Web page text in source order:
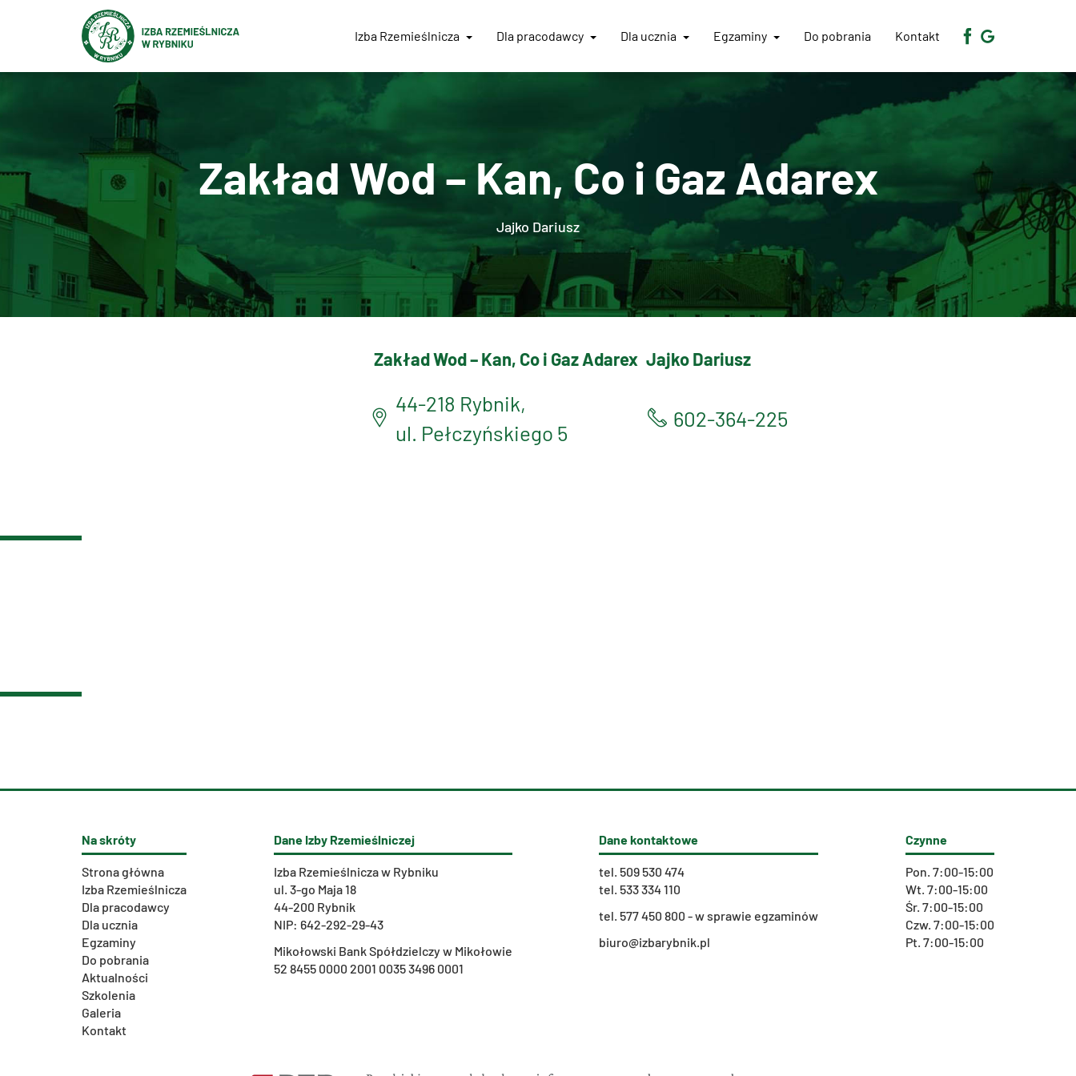
Izba Rzemieślnicza Dla pracodawcy Dla ucznia Egzaminy Do pobrania Kontakt
Zakład Wod – Kan, Co i Gaz Adarex
Jajko Dariusz
Zakład Wod – Kan, Co i Gaz Adarex Jajko Dariusz
44-218 Rybnik,
ul. Pełczyńskiego 5
602-364-225
Na skróty
Strona główna
Izba Rzemieślnicza
Dla pracodawcy
Dla ucznia
Egzaminy
Do pobrania
Aktualności
Szkolenia
Galeria
Kontakt
Dane Izby Rzemieślniczej
Izba Rzemieślnicza w Rybniku
ul. 3-go Maja 18
44-200 Rybnik
NIP: 642-292-29-43
Mikołowski Bank Spółdzielczy w Mikołowie
52 8455 0000 2001 0035 3496 0001
Dane kontaktowe
tel. 509 530 474
tel. 533 334 110
tel. 577 450 800 - w sprawie egzaminów
biuro@izbarybnik.pl
Czynne
Pon. 7:00-15:00
Wt. 7:00-15:00
Śr. 7:00-15:00
Czw. 7:00-15:00
Pt. 7:00-15:00